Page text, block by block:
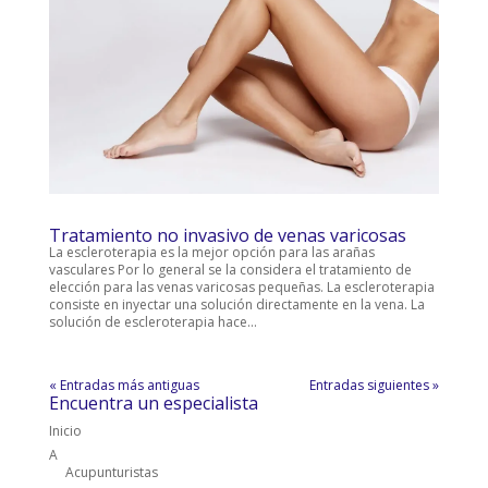
Tratamiento no invasivo de venas varicosas
La escleroterapia es la mejor opción para las arañas
vasculares Por lo general se la considera el tratamiento de
elección para las venas varicosas pequeñas. La escleroterapia
consiste en inyectar una solución directamente en la vena. La
solución de escleroterapia hace...
« Entradas más antiguas Entradas siguientes »
Encuentra un especialista
Inicio
A
Acupunturistas